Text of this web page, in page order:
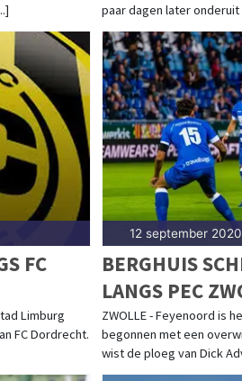
paar dagen later onderuit
FC
Limburg
FC Dordrecht.
12 september
BERGHUIS
LANGS PEC
ZWOLLE - Feyenoord is
begonnen met een
wist de ploeg van Dick